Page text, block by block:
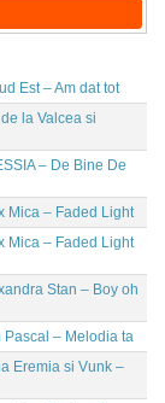
Est – Am dat tot
la Valcea si
– De Bine De
Mica – Faded Light
Mica – Faded Light
Stan – Boy oh
Pascal – Melodia ta
Eremia si Vunk –